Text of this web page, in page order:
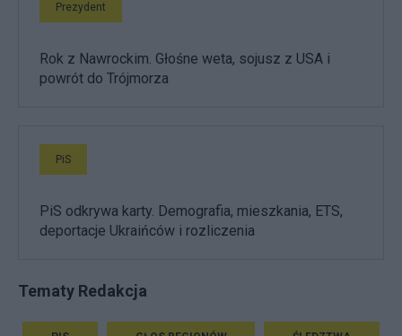
Prezydent
Rok z Nawrockim. Głośne weta, sojusz z USA i
powrót do Trójmorza
PiS
PiS odkrywa karty. Demografia, mieszkania, ETS,
deportacje Ukraińców i rozliczenia
Tematy Redakcja